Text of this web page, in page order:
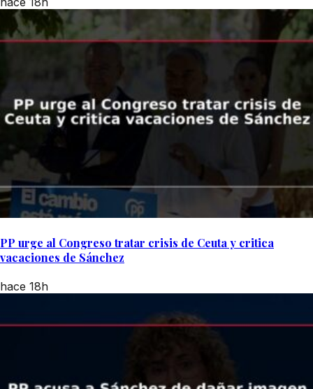
PP urge al Congreso tratar crisis de Ceuta y critica
vacaciones de Sánchez
hace 18h